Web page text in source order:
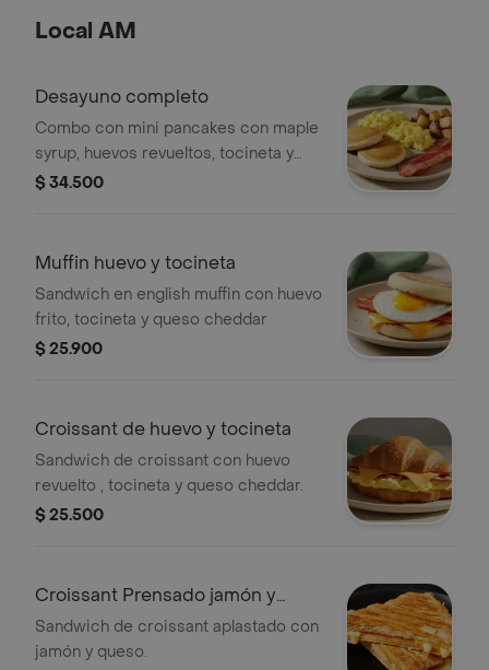
Local AM
Desayuno completo
Combo con mini pancakes con maple
syrup, huevos revueltos, tocineta y
papas rostizadas
$ 34.500
Muffin huevo y tocineta
Sandwich en english muffin con huevo
frito, tocineta y queso cheddar
$ 25.900
Croissant de huevo y tocineta
Sandwich de croissant con huevo
revuelto , tocineta y queso cheddar.
$ 25.500
Croissant Prensado jamón y
queso
Sandwich de croissant aplastado con
jamón y queso.